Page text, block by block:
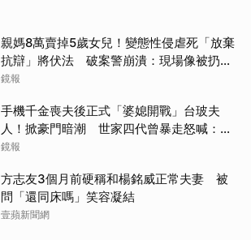
親媽8萬賣掉5歲女兒！變態性侵虐死「放棄
抗辯」將伏法 破案警崩潰：現場像被扔掉
的洋娃娃
鏡報
手機千金喪夫後正式「婆媳開戰」台玻夫
人！掀豪門暗潮 世家四代曾暴走怒喊：我
只是一個年輕人
鏡報
方志友3個月前硬稱和楊銘威正常夫妻 被
問「還同床嗎」笑容凝結
壹蘋新聞網